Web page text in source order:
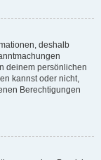
deshalb
deinem persönlichen
kannst oder nicht,
Berechtigungen